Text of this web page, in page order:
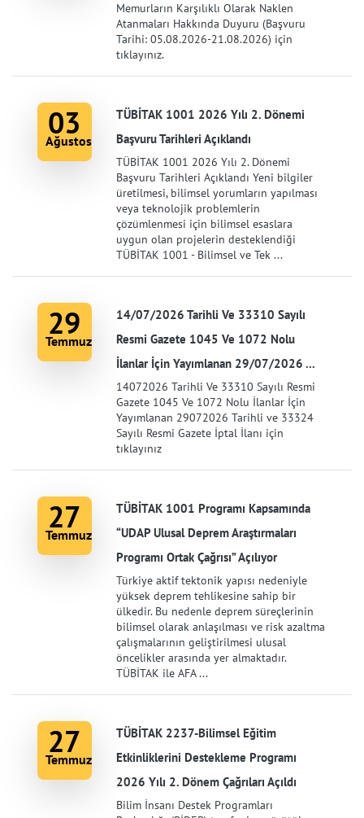
Memurların Karşılıklı Olarak Naklen
Atanmaları Hakkında Duyuru (Başvuru
Tarihi: 05.08.2026-21.08.2026) için
tıklayınız.
03
Ağustos
TÜBİTAK 1001 2026 Yılı 2. Dönemi
Başvuru Tarihleri Açıklandı
TÜBİTAK 1001 2026 Yılı 2. Dönemi
Başvuru Tarihleri Açıklandı Yeni bilgiler
üretilmesi, bilimsel yorumların yapılması
veya teknolojik problemlerin
çözümlenmesi için bilimsel esaslara
uygun olan projelerin desteklendiği
TÜBİTAK 1001 - Bilimsel ve Tek ...
29
Temmuz
14/07/2026 Tarihli Ve 33310 Sayılı
Resmi Gazete 1045 Ve 1072 Nolu
İlanlar İçin Yayımlanan 29/07/2026 ...
14072026 Tarihli Ve 33310 Sayılı Resmi
Gazete 1045 Ve 1072 Nolu İlanlar İçin
Yayımlanan 29072026 Tarihli ve 33324
Sayılı Resmi Gazete İptal İlanı için
tıklayınız
27
Temmuz
TÜBİTAK 1001 Programı Kapsamında
“UDAP Ulusal Deprem Araştırmaları
Programı Ortak Çağrısı” Açılıyor
Türkiye aktif tektonik yapısı nedeniyle
yüksek deprem tehlikesine sahip bir
ülkedir. Bu nedenle deprem süreçlerinin
bilimsel olarak anlaşılması ve risk azaltma
çalışmalarının geliştirilmesi ulusal
öncelikler arasında yer almaktadır.
TÜBİTAK ile AFA ...
27
Temmuz
TÜBİTAK 2237-Bilimsel Eğitim
Etkinliklerini Destekleme Programı
2026 Yılı 2. Dönem Çağrıları Açıldı
Bilim İnsanı Destek Programları